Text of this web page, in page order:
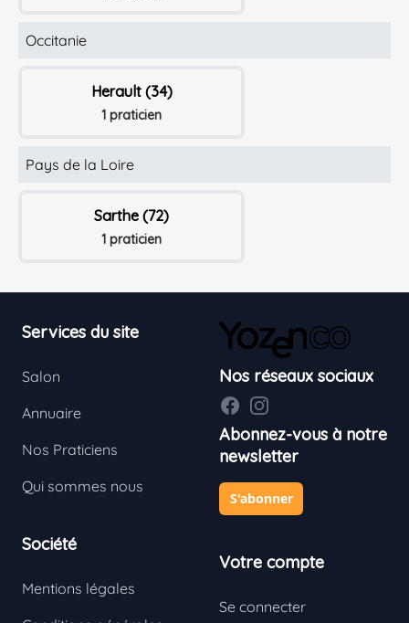
Occitanie
Herault (34)
1 praticien
Pays de la Loire
Sarthe (72)
1 praticien
Services du site
Salon
Annuaire
Nos Praticiens
Qui sommes nous
Société
Mentions légales
Nos réseaux sociaux
FacebookInstagram
Abonnez-vous à notre
newsletter
S'abonner
Votre compte
Se connecter